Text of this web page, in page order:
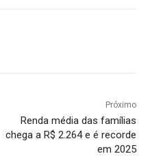
Próximo
Renda média das famílias
chega a R$ 2.264 e é recorde
em 2025